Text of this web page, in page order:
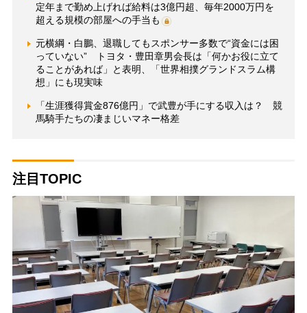
定年まで勤め上げれば給料は3億円超、毎年2000万円を
超える規模の部屋への手当も
元横綱・白鵬、退職してもスポンサー多数で“資金には困
っていない” トヨタ・豊田章男会長は「何かお役に立て
ることがあれば」と表明、「世界相撲グランドスラム構
想」にも現実味
「生涯獲得賞金876億円」で武豊が手にする収入は？ 競
馬騎手たちの凄まじいマネー格差
注目TOPIC